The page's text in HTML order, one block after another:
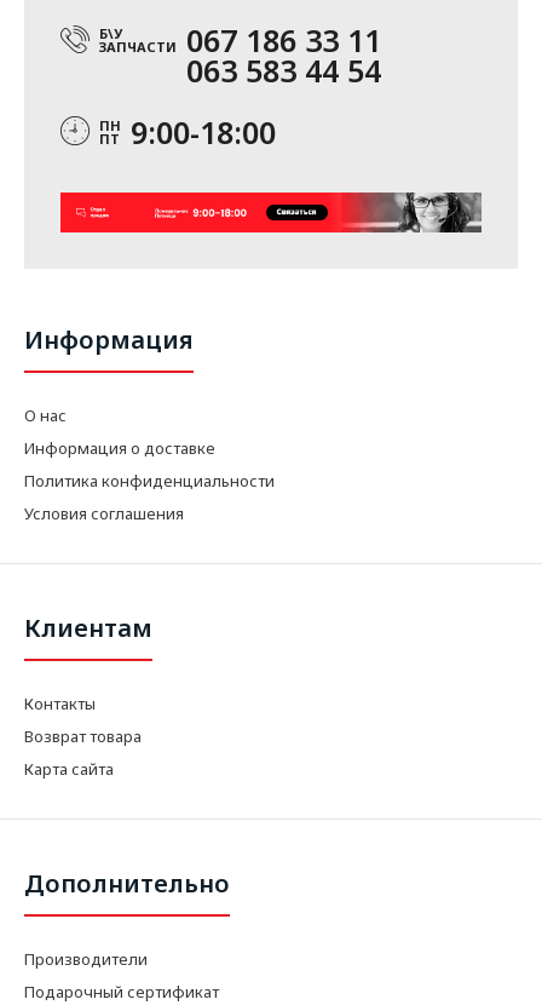
Б\У
ЗАПЧАСТИ 067 186 33 11
063 583 44 54
ПН
ПТ 9:00-18:00
Информация
О нас
Информация о доставке
Политика конфиденциальности
Условия соглашения
Клиентам
Контакты
Возврат товара
Карта сайта
Дополнительно
Производители
Подарочный сертификат